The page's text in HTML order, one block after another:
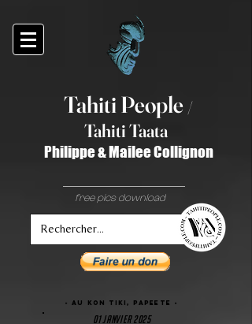
Tahiti People /
Tahiti Taata
Philippe & Mailee Collignon
free pics download
- Au KON TIKI, papeete -
01 JANVIER 2025